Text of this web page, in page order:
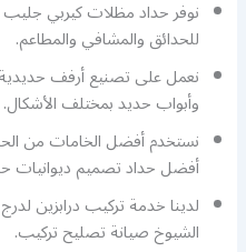
نوفر حداد مظلات كيربي
للحدائق والمشافي والمطاعم.
نعمل على تصنيع أرفف
وأبواب حديد بمختلف الأشكال.
نستخدم أفضل الخامات من
أفضل حداد تصميم ديوانيات
لدينا خدمة تركيب درابزين
الشيوخ صيانة تصليح تركيب.